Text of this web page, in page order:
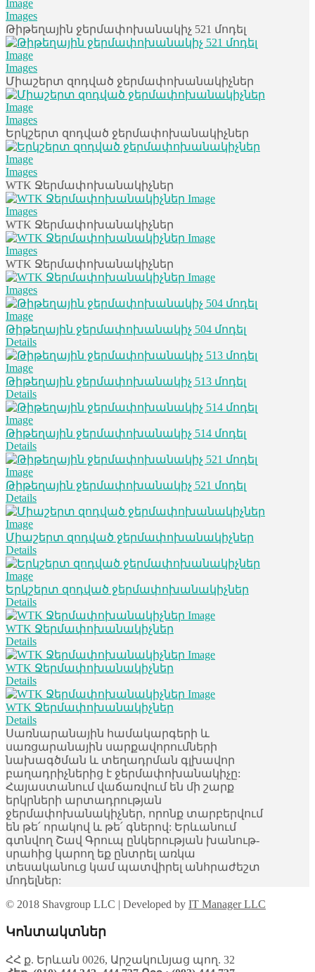
Images
Թիթեղային ջերմափոխանակիչ 521 մոդել
Images
Միաշերտ զոդված ջերմափոխանակիչներ
Images
Երկշերտ զոդված ջերմափոխանակիչներ
Images
WTK Ջերմափոխանակիչներ
Images
WTK Ջերմափոխանակիչներ
Images
WTK Ջերմափոխանակիչներ
Images
Թիթեղային ջերմափոխանակիչ 504 մոդել
Details
Թիթեղային ջերմափոխանակիչ 513 մոդել
Details
Թիթեղային ջերմափոխանակիչ 514 մոդել
Details
Թիթեղային ջերմափոխանակիչ 521 մոդել
Details
Միաշերտ զոդված ջերմափոխանակիչներ
Details
Երկշերտ զոդված ջերմափոխանակիչներ
Details
WTK Ջերմափոխանակիչներ
Details
WTK Ջերմափոխանակիչներ
Details
WTK Ջերմափոխանակիչներ
Details
Սառնարանային համակարգերի և
սառցարանային սարքավորումների
նախագծման և տեղադրման գլխավոր
բաղադրիչներից է ջերմափոխանակիչը:
Հայաստանում վաճառվում են մի շարք
երկրների արտադրության
ջերմափոխանակիչներ, որոնք տարբերվում
են թե՛ որակով և թե՛ գներով: Երևանում
գտնվող Շավ Գրուպ ընկերության խանութ-
սրահից կարող եք ընտրել առկա
տեսականուց կամ պատվիրել անհրաժեշտ
մոդելներ:
© 2018 Shavgroup LLC | Developed by IT Manager LLC
Կոնտակտներ
ՀՀ ք. Երևան 0026, Արշակունյաց պող. 32